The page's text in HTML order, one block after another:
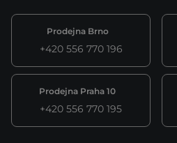
Prodejna Brno
+420 556 770 196
Prodejna Praha 10
+420 556 770 195